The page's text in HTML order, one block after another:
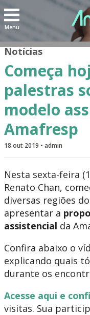
Menu
Notícias
Começa
palestras
modelo
Amafresp
18 out 2019 • admin
Nesta sexta-feira
Renato Chan,
diversas regiões
apresentar a
assistencial da
Confira abaixo o
explicando quais
durante os
Acesse aqui e
visitas. Sua